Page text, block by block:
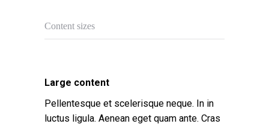
Content sizes
Large content
Pellentesque et scelerisque neque. In in
luctus ligula. Aenean eget quam ante. Cras